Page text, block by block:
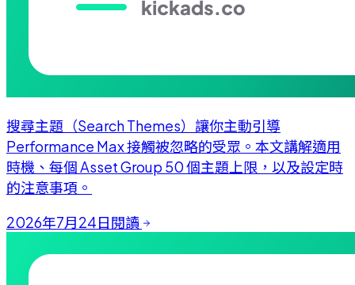
搜尋主題（Search Themes）讓你主動引導
Performance Max 接觸被忽略的受眾。本文講解適用
時機、每個 Asset Group 50 個主題上限，以及設定時
的注意事項。
2026年7月24日閱讀